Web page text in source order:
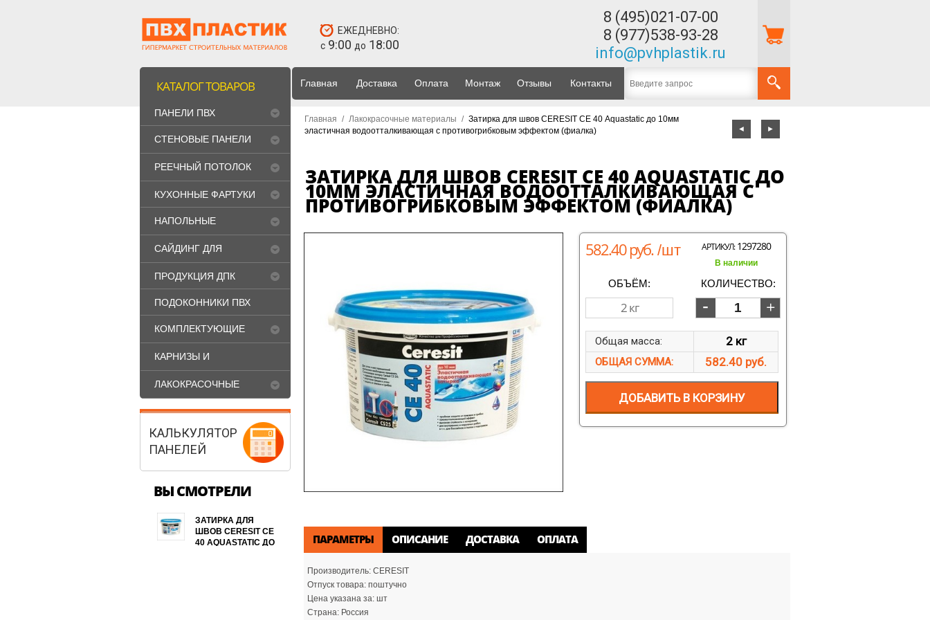
ЕЖЕДНЕВНО:
с9:00 до 18:00
8 (495)021-07-00
8 (977)538-93-28
info@pvhplastik.ru
Главная Доставка Оплата Монтаж Отзывы Контакты
Главная / Лакокрасочные материалы / Затирка для швов CERESIT СЕ 40 Aquastatic до 10мм
эластичная водоотталкивающая с противогрибковым эффектом (фиалка)
◄ ►
ЗАТИРКА ДЛЯ ШВОВ CERESIT СЕ 40 AQUASTATIC ДО
10ММ ЭЛАСТИЧНАЯ ВОДООТТАЛКИВАЮЩАЯ С
ПРОТИВОГРИБКОВЫМ ЭФФЕКТОМ (ФИАЛКА)
582.40 руб./шт АРТИКУЛ: 1297280
В наличии
ОБЪЁМ: КОЛИЧЕСТВО:
Общая масса: 2 кг
ОБЩАЯ СУММА: 582.40 руб.
ДОБАВИТЬ В КОРЗИНУ
ПАРАМЕТРЫ ОПИСАНИЕ ДОСТАВКА ОПЛАТА
Производитель:CERESIT
Отпуск товара:поштучно
Цена указана за:шт
Страна:Россия
КАТАЛОГ ТОВАРОВ
ПАНЕЛИ ПВХ
СТЕНОВЫЕ ПАНЕЛИ
МДФ
РЕЕЧНЫЙ ПОТОЛОК
"CESAL"
КУХОННЫЕ ФАРТУКИ
НАПОЛЬНЫЕ
ПОКРЫТИЯ
САЙДИНГ ДЛЯ
ФАСАДА
ПРОДУКЦИЯ ДПК
ПОДОКОННИКИ ПВХ
КОМПЛЕКТУЮЩИЕ
ДЛЯ ОКОН ПВХ
КАРНИЗЫ И
ПЛИНТУСА
ЛАКОКРАСОЧНЫЕ
МАТЕРИАЛЫ
КАЛЬКУЛЯТОР
ПАНЕЛЕЙ
ВЫ СМОТРЕЛИ
ЗАТИРКА ДЛЯ
ШВОВ CERESIT СЕ
40 AQUASTATIC ДО